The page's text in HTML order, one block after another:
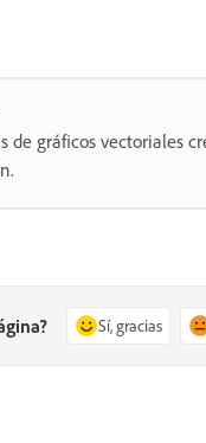
de gráficos vectoriales
Sí, gracias